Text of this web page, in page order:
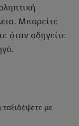
Μπορείτε
όταν οδηγείτε
με